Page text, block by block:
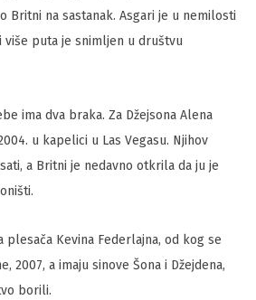
Britni na sastanak. Asgari je u nemilosti
više puta je snimljen u društvu
ima dva braka. Za Džejsona Alena
u kapelici u Las Vegasu. Njihov
a Britni je nedavno otkrila da ju je
plesača Kevina Federlajna, od kog se
2007, a imaju sinove Šona i Džejdena,
borili.